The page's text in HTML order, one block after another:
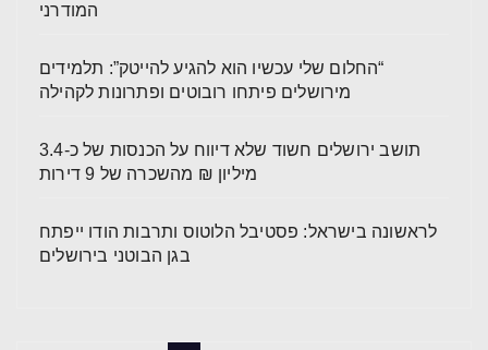
המודרני
“החלום שלי עכשיו הוא להגיע להייטק”: תלמידים
מירושלים פיתחו רובוטים ופתרונות לקהילה
תושב ירושלים חשוד שלא דיווח על הכנסות של כ-3.4
מיליון ₪ מהשכרה של 9 דירות
לראשונה בישראל: פסטיבל הלוטוס ותרבות הודו ייפתח
בגן הבוטני בירושלים